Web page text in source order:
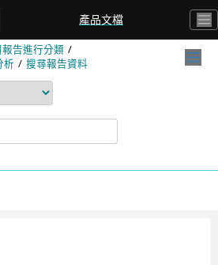
產品文檔
告進行分類
析
搜尋報告資料